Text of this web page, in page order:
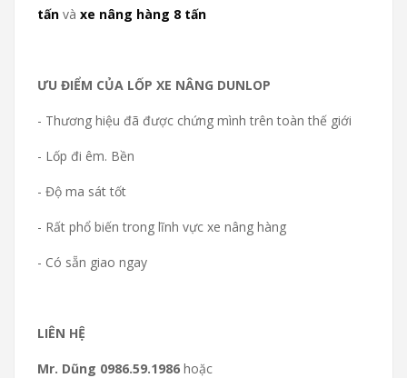
tấn và xe nâng hàng 8 tấn
ƯU ĐIỂM CỦA LỐP XE NÂNG DUNLOP
- Thương hiệu đã được chứng mình trên toàn thế giới
- Lốp đi êm. Bền
- Độ ma sát tốt
- Rất phổ biến trong lĩnh vực xe nâng hàng
- Có sẵn giao ngay
LIÊN HỆ
Mr. Dũng 0986.59.1986 hoặc